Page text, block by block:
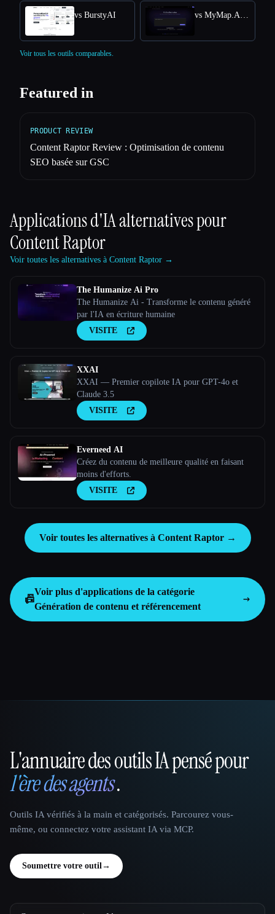
vs BurstyAI vs MyMap.AI YouTube Summarizer
Voir tous les outils comparables.
Featured in
PRODUCT REVIEW
Content Raptor Review : Optimisation de contenu
SEO basée sur GSC
Applications d'IA alternatives pour
Content Raptor
Voir toutes les alternatives à Content Raptor →
The Humanize Ai Pro
The Humanize Ai - Transforme le contenu généré
par l'IA en écriture humaine
VISITE
XXAI
XXAI — Premier copilote IA pour GPT-4o et
Claude 3.5
VISITE
Everneed AI
Créez du contenu de meilleure qualité en faisant
moins d'efforts.
VISITE
Voir toutes les alternatives à Content Raptor →
📠
Voir plus d'applications de la catégorie
Génération de contenu et référencement
That AI Collection
L'annuaire des outils IA pensé pour
l'ère des agents.
Outils IA vérifiés à la main et catégorisés. Parcourez vous-
même, ou connectez votre assistant IA via MCP.
Soumettre votre outil→